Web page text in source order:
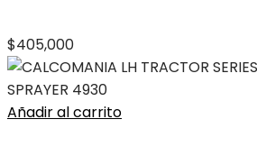
$405,000
Añadir al carrito